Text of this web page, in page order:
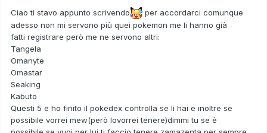
Ciao ti stavo appunto scrivendo
per accordarci comunque
adesso non mi servono più quei pokemon me li hanno già
fatti registrare però me ne servono altri:
Tangela
Omanyte
Omastar
Seaking
Kabuto
Questi 5 e ho finito il pokedex controlla se li hai e inoltre se
possibile vorrei mew(però lovorrei tenere)dimmi tu se è